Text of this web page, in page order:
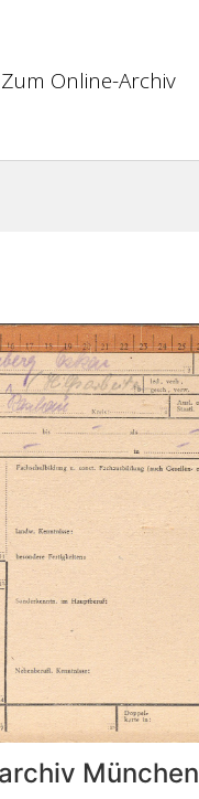
Zum Online-Archiv
München